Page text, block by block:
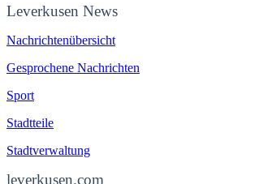
Leverkusen News
Nachrichtenübersicht
Gesprochene Nachrichten
Sport
Stadtteile
Stadtverwaltung
leverkusen.com